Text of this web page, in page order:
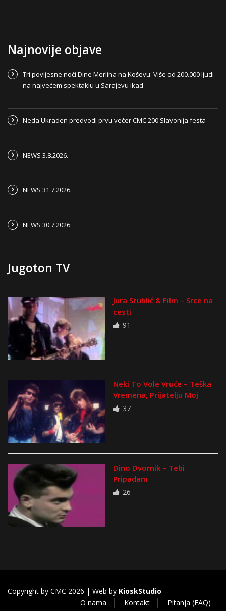
Najnovije objave
Tri povijesne noći Dine Merlina na Koševu: Više od 200.000 ljudi
na najvećem spektaklu u Sarajevu ikad
Neda Ukraden predvodi prvu večer CMC 200 Slavonija festa
NEWS 3.8.2026.
NEWS 31.7.2026.
NEWS 30.7.2026.
Jugoton TV
Jura Stublić & Film – Srce na
cesti
91
Neki To Vole Vruće – Teška
Vremena, Prijatelju Moj
37
Dino Dvornik – Tebi
Pripadam
26
Copyright by CMC 2026 | Web by KioskStudio
O nama
Kontakt Pitanja (FAQ)